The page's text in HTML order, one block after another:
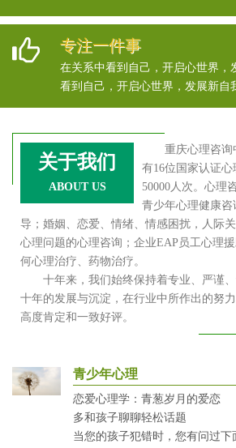
专注一件事
在关系中看到自己，开启心世界，
看到自己，开启心世界，发展新自
关于我们
ABOUT US
重庆心理咨询
有16位国家认证
50000人次。心理
青少年心理健康
导；婚姻、恋爱、情绪、情感困扰，人际
心理问题的心理咨询；企业EAP员工心理
何心理治疗、药物治疗。
十年来，我们始终保持着专业、严谨、
十年的发展与沉淀，在行业中所作出的努
高度肯定和一致好评。
青少年心理
恋爱心理学：青葱岁月的爱恋
多和孩子聊聊轻松话题
当您的孩子犯错时，您有问过下